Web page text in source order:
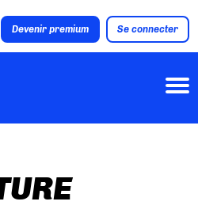
Devenir premium Se connecter